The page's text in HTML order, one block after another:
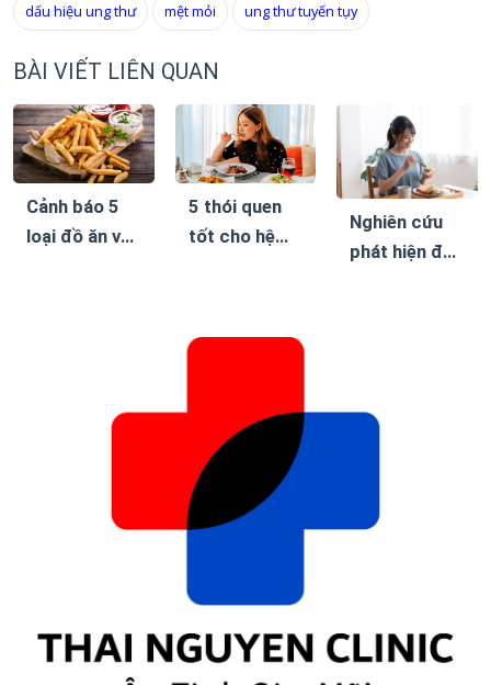
dấu hiệu ung thư mệt mỏi ung thư tuyến tụy
BÀI VIẾT LIÊN QUAN
Cảnh báo 5
loại đồ ăn vặt
5 thói quen
tốt cho hệ
không cần ăn
Nghiên cứu
phát hiện đây